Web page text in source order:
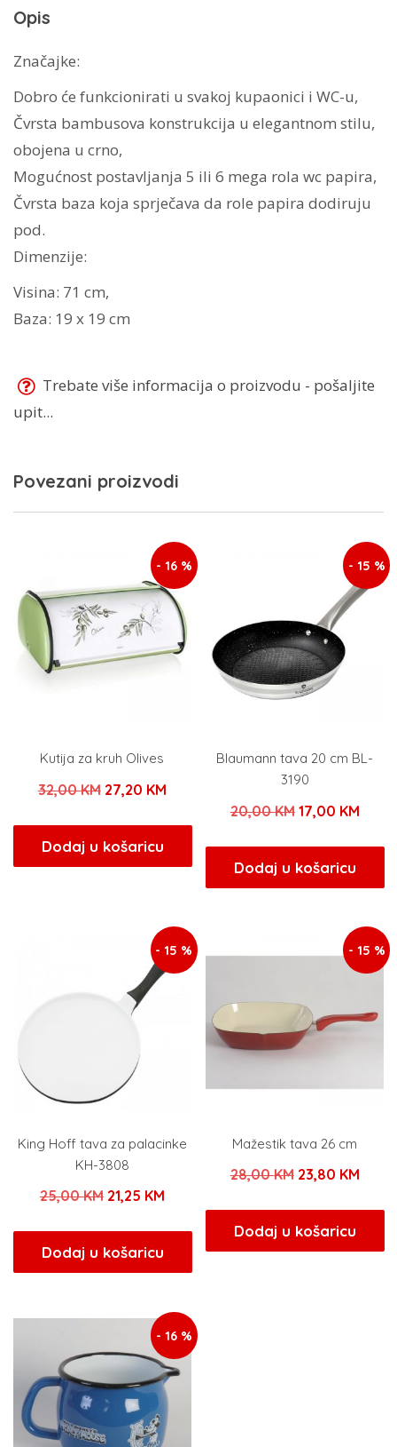
KH-
1692
Opis
Značajke:
Dobro će funkcionirati u svakoj kupaonici i WC-u,
Čvrsta bambusova konstrukcija u elegantnom stilu,
obojena u crno,
Mogućnost postavljanja 5 ili 6 mega rola wc papira,
Čvrsta baza koja sprječava da role papira dodiruju
pod.
Dimenzije:
Visina: 71 cm,
Baza: 19 x 19 cm
Trebate više informacija o proizvodu - pošaljite
upit...
Povezani proizvodi
- 16 %
Kutija za kruh Olives
32,00KM Izvorna
bila
je:
27,20 KMTrenutna
27,20 KM.
Dodaj u košaricu
- 15 %
Blaumann tava 20 cm BL-
3190
20,00KM Izvorna
bila
je:
17,00 KM
Dodaj u košaricu
- 15 %
King Hoff tava za palacinke
KH-3808
25,00KM Izvorna
bila
je:
21,25 KMTrenutna
21,25 KM.
Dodaj u košaricu
- 15 %
Mažestik tava 26 cm
28,00KM Izvorna
bila
je:
23,80 KM
Dodaj u košaricu
- 16 %